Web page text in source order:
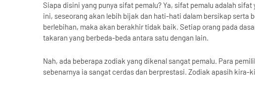
Siapa disini yang punya sifat pemalu? Ya, sifat pemalu adalah
ini, seseorang akan lebih bijak dan hati-hati dalam bersikap serta
berlebihan, maka akan berakhir tidak baik. Setiap orang pada
takaran yang berbeda-beda antara satu dengan lain.
Nah, ada beberapa zodiak yang dikenal sangat pemalu. Para
sebenarnya ia sangat cerdas dan berprestasi. Zodiak apasih kira-